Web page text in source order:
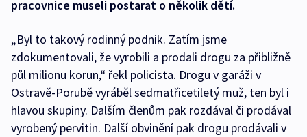
pracovnice museli postarat o několik dětí.
„Byl to takový rodinný podnik. Zatím jsme
zdokumentovali, že vyrobili a prodali drogu za přibližně
půl milionu korun,“ řekl policista. Drogu v garáži v
Ostravě-Porubě vyráběl sedmatřicetiletý muž, ten byl i
hlavou skupiny. Dalším členům pak rozdával či prodával
vyrobený pervitin. Další obvinění pak drogu prodávali v